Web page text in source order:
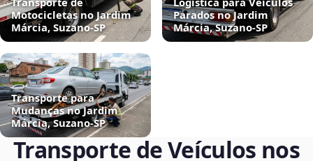
Motocicletas no Jardim
Márcia, Suzano‑SP
Parados no Jardim
Márcia, Suzano‑SP
Transporte para
Mudanças no Jardim
Márcia, Suzano‑SP
Transporte de Veículos nos